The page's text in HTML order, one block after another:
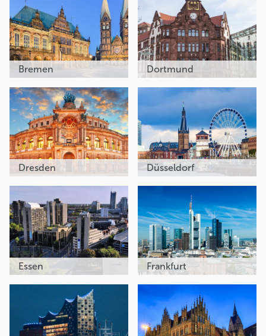
Bremen Dortmund
Dresden Düsseldorf
Essen Frankfurt